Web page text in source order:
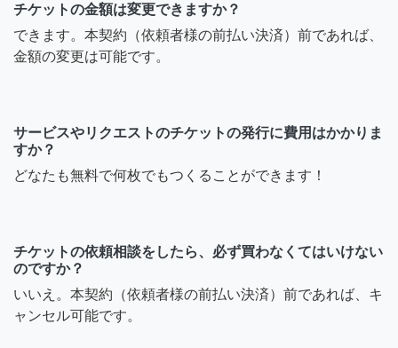
チケットの金額は変更できますか？
できます。本契約（依頼者様の前払い決済）前であれば、
金額の変更は可能です。
サービスやリクエストのチケットの発行に費用はかかりま
すか？
どなたも無料で何枚でもつくることができます！
チケットの依頼相談をしたら、必ず買わなくてはいけない
のですか？
いいえ。本契約（依頼者様の前払い決済）前であれば、キ
ャンセル可能です。